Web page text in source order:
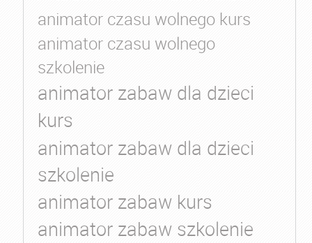
animator czasu wolnego kurs
animator czasu wolnego
szkolenie
animator zabaw dla dzieci
kurs
animator zabaw dla dzieci
szkolenie
animator zabaw kurs
animator zabaw szkolenie